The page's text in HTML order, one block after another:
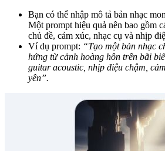
Bạn có thể nhập mô tả bản nhạc
Một prompt hiệu quả nên bao gồm
chủ đề, cảm xúc, nhạc cụ và nhịp
Ví dụ prompt: “Tạo một bản nhạc
hứng từ cảnh hoàng hôn trên bãi
guitar acoustic, nhịp điệu chậm,
yên”.